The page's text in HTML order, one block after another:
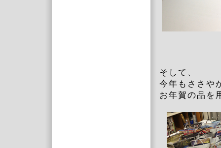
そして、
今年もささや
お年賀の品を